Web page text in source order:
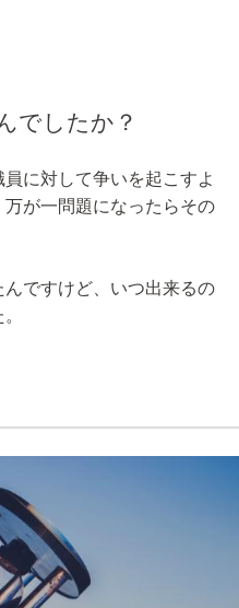
でしたか？
に対して争いを起こすよ
が一問題になったらその
ですけど、いつ出来るの